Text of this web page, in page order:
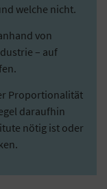
welche nicht.
von
– auf
Proportionalität
daraufhin
nötig ist oder